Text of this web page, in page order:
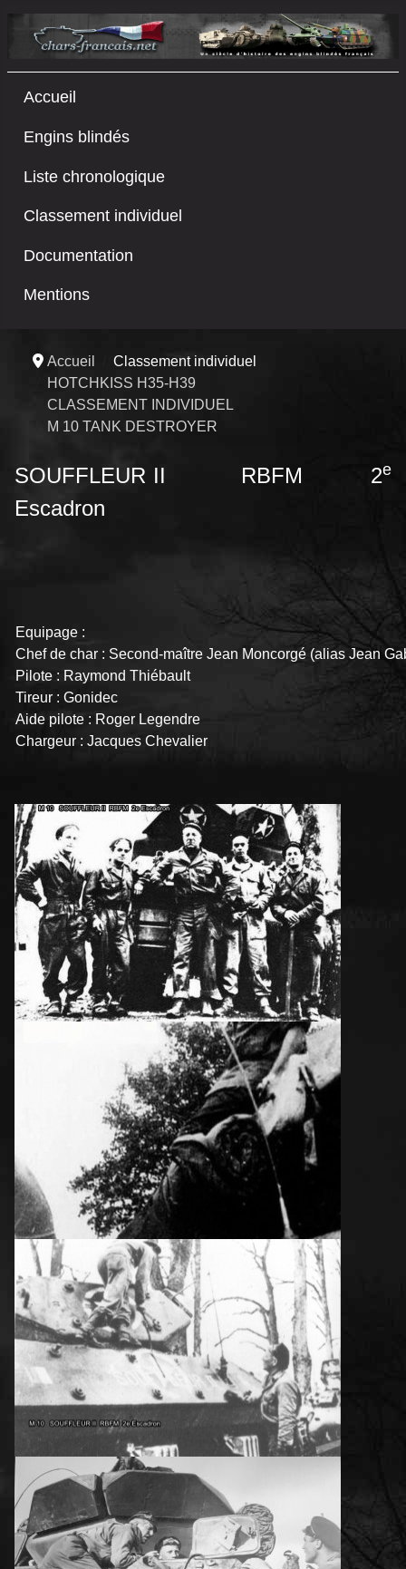
Accueil
Engins blindés
Liste chronologique
Classement individuel
Documentation
Mentions
Accueil
Classement individuel
HOTCHKISS H35-H39
CLASSEMENT INDIVIDUEL
M 10 TANK DESTROYER
SOUFFLEUR II RBFM 2e
Escadron
Equipage :
Chef de char : Second-maître Jean Moncorgé (alias Jean
Pilote : Raymond Thiébault
Tireur : Gonidec
Aide pilote : Roger Legendre
Chargeur : Jacques Chevalier